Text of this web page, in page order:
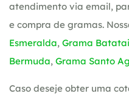
atendimento via email,
e compra de gramas.
Esmeralda, Grama
Bermuda, Grama Santo
Caso deseje obter uma